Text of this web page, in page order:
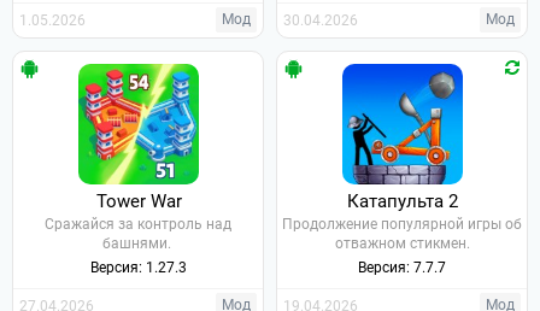
1.05.2026 Мод 30.04.2026 Мод
Tower War
Сражайся за контроль над
башнями.
Версия: 1.27.3
27.04.2026 Мод
Катапульта 2
Продолжение популярной игры об
отважном стикмен.
Версия: 7.7.7
19.04.2026 Мод